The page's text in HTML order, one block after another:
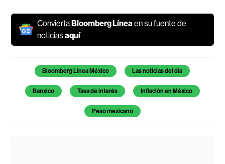
ConviertaBloomberg Línea en su fuente de
noticiasaquí
Temas de este artículo
Bloomberg Línea México Las noticias del día
Banxico Tasa de interés Inflación en México
Peso mexicano